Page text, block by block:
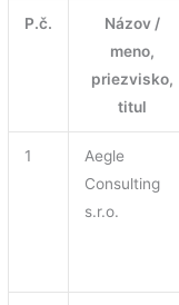
P.č.
Názov /
meno,
priezvisko,
titul
1
Aegle
Consulting
s.r.o.